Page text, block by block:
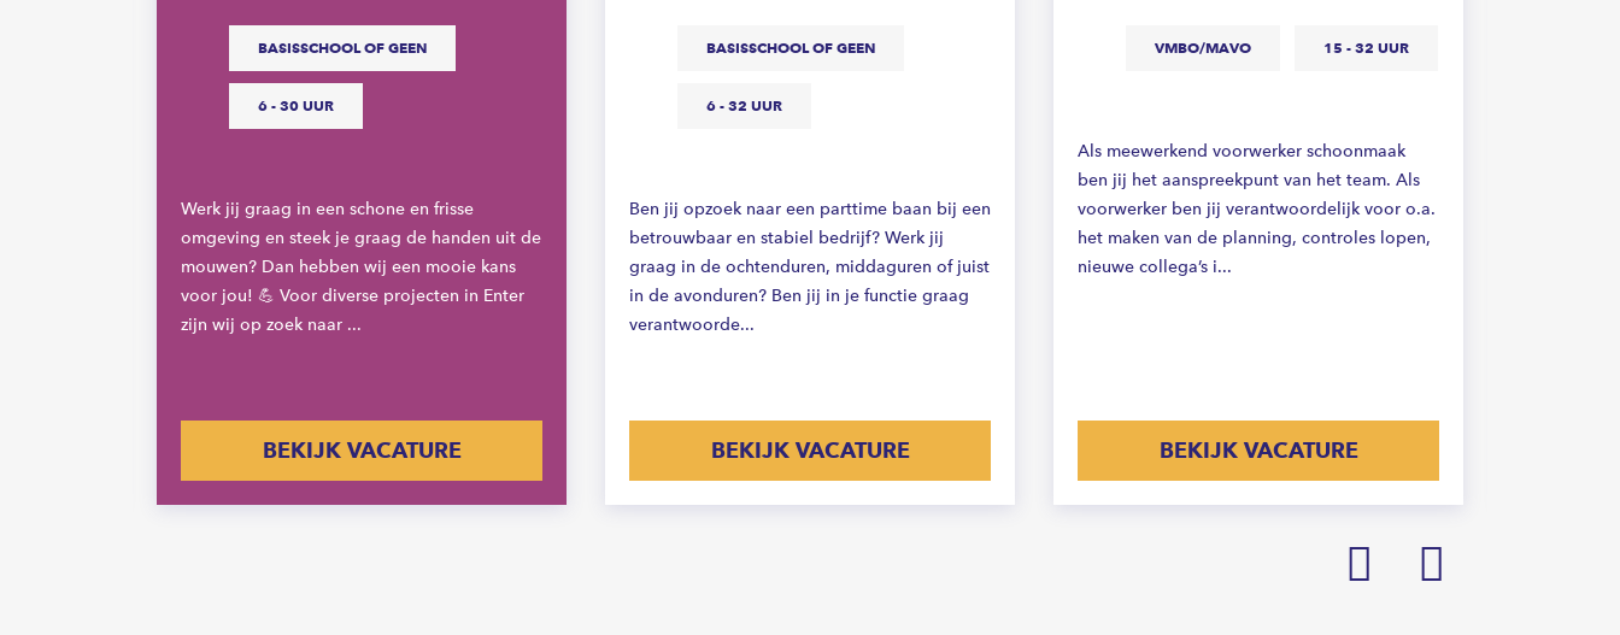
BASISSCHOOL OF GEEN
6 - 30 UUR
Werk jij graag in een schone en frisse
omgeving en steek je graag de handen uit de
mouwen? Dan hebben wij een mooie kans
voor jou! 💪 Voor diverse projecten in Enter
zijn wij op zoek naar ...
BEKIJK VACATURE
BASISSCHOOL OF GEEN
6 - 32 UUR
Ben jij opzoek naar een parttime baan bij een
betrouwbaar en stabiel bedrijf? Werk jij
graag in de ochtenduren, middaguren of juist
in de avonduren? Ben jij in je functie graag
verantwoorde...
BEKIJK VACATURE
VMBO/MAVO 15 - 32 UUR
Als meewerkend voorwerker schoonmaak
ben jij het aanspreekpunt van het team. Als
voorwerker ben jij verantwoordelijk voor o.a.
het maken van de planning, controles lopen,
nieuwe collega’s i...
BEKIJK VACATURE